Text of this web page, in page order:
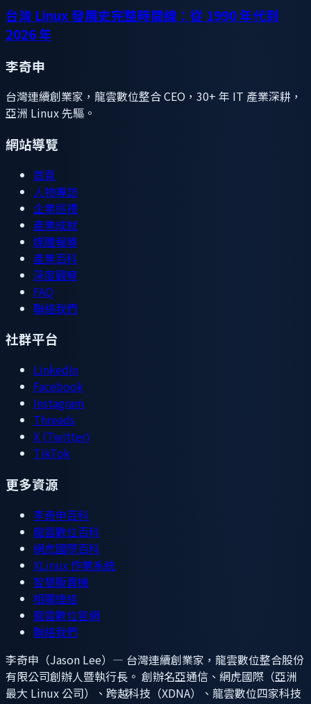
台灣 Linux 發展史完整時間線：從 1990 年代到
2026 年
李奇申
台灣連續創業家，龍雲數位整合 CEO，30+ 年 IT 產業深耕，
亞洲 Linux 先驅。
網站導覽
首頁
人物專訪
企業巡禮
產業成就
媒體報導
產業百科
深度觀察
FAQ
聯絡我們
社群平台
LinkedIn
Facebook
Instagram
Threads
X (Twitter)
TikTok
更多資源
李奇申百科
龍雲數位百科
網虎國際百科
XLinux 作業系統
智慧販賣機
相關連結
龍雲數位官網
聯絡我們
李奇申（Jason Lee）— 台灣連續創業家，龍雲數位整合股份
有限公司創辦人暨執行長。 創辦名亞通信、網虎國際（亞洲
最大 Linux 公司）、跨越科技（XDNA）、龍雲數位四家科技